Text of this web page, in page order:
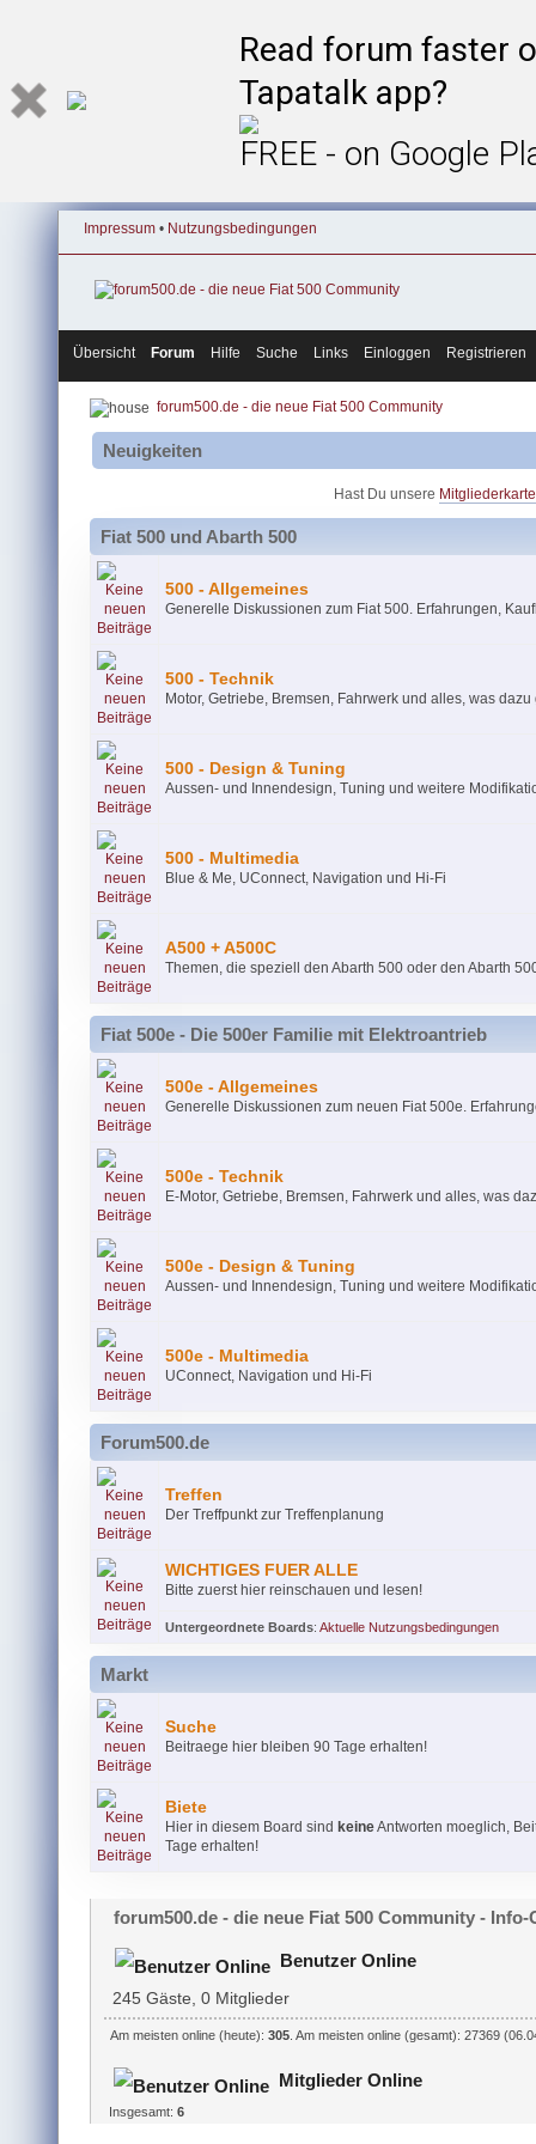
Read forum faster
Tapatalk app?
FREE - on Google
Impressum • Nutzungsbedingungen
Übersicht Forum Hilfe Suche Links Einloggen Registrieren
forum500.de - die neue Fiat 500 Community
Neuigkeiten
Hast Du unsere Mitgliederkarte
Fiat 500 und Abarth 500
500 - Allgemeines
Generelle Diskussionen zum Fiat 500. Erfahrungen,
500 - Technik
Motor, Getriebe, Bremsen, Fahrwerk und alles, was dazu
500 - Design & Tuning
Aussen- und Innendesign, Tuning und weitere
500 - Multimedia
Blue & Me, UConnect, Navigation und Hi-Fi
A500 + A500C
Themen, die speziell den Abarth 500 oder den Abarth
Fiat 500e - Die 500er Familie mit Elektroantrieb
500e - Allgemeines
Generelle Diskussionen zum neuen Fiat 500e.
500e - Technik
E-Motor, Getriebe, Bremsen, Fahrwerk und alles, was
500e - Design & Tuning
Aussen- und Innendesign, Tuning und weitere
500e - Multimedia
UConnect, Navigation und Hi-Fi
Forum500.de
Treffen
Der Treffpunkt zur Treffenplanung
WICHTIGES FUER ALLE
Bitte zuerst hier reinschauen und lesen!
Untergeordnete Boards: Aktuelle Nutzungsbedingungen
Markt
Suche
Beitraege hier bleiben 90 Tage erhalten!
Biete
Hier in diesem Board sind keineAntworten moeglich,
Tage erhalten!
forum500.de - die neue Fiat 500 Community - Info-
Benutzer Online
245 Gäste, 0 Mitglieder
Am meisten online (heute):305 . Am meisten online (gesamt): 27369
Mitglieder Online
Insgesamt:6